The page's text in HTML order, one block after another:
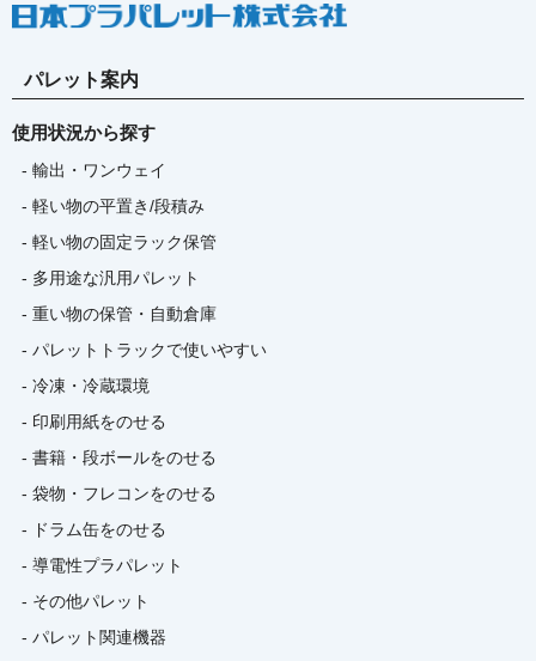
パレット案内
使用状況から探す
- 輸出・ワンウェイ
- 軽い物の平置き/段積み
- 軽い物の固定ラック保管
- 多用途な汎用パレット
- 重い物の保管・自動倉庫
- パレットトラックで使いやすい
- 冷凍・冷蔵環境
- 印刷用紙をのせる
- 書籍・段ボールをのせる
- 袋物・フレコンをのせる
- ドラム缶をのせる
- 導電性プラパレット
- その他パレット
- パレット関連機器